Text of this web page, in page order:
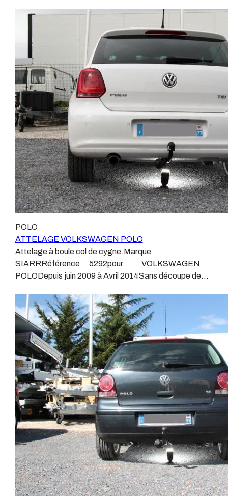
remorque, boule d’arrimage, crochet d’attache.
spécifiquement pour votre véhicule, se branchant aux
emplacements prévus et suivant les normes
constructeurs.En dehors de quelques rares cas, nous
ne montons jamais de faisceau appelé : adaptable,
universel, modulable, smart…., et quand nous le
faisons, s’il n’existe pas d’autre choix, nous utilisons le
plus haut de gamme du marché, le plus fiable et le plus
stable.Il faut savoir que le montage d’un faisceau non
conforme ou adaptable vous fera perdre tout recours et
toute garantie auprès du constructeur en cas de
défaillance. Ce genre de faisceau est souvent mal
monté, alimenté par les éclairages intérieurs et fait
courir de vrai risque technique à votre véhicule.Nous
n’intervenons pas sur les véhicules ayant ce type de
montage non conforme.Voilà pourquoi il est nécessaire
de confier la pose d'un attelage à un professionnel
agréé, habitué à poser des attelages et respectant les
différentes dénominations pour un attelage sont
:Attelage pour voiture, crochet d’attelage, boule pour
voiture, attache remorque, attache voiture, attelage
camion, crochet voiture, attache auto, boule pour
remorque, boule d’arrimage, crochet d’attache.
visible.Poids maxi tractable 1200 kgValeur S 50
kgPoids de l'attelage 18 kgAnhängerkupplung
VOLKSWAGEN POLO TSI RLINEVidéo de
démonstration 1Vidéo de démonstration 2Patrick
Remorques se conjugue avec ATTELAGE depuis
1968.Les temps ont changé depuis les premiers
attelages fabriqués à la demande dans l’atelier, autour
d’un poste à souder et d’un étau.L’évolution technique et
la normalisation sont passées par là.Maintenant un
attelage doit être homologué, c’est le cas de tous les
produits que nous proposons, sans exception !Nous ne
travaillons qu’avec les marques homologuées à même
d’assurer le suivi de leurs produits :ATTELAGES
WESTFALIAATTELAGES SIARRATTELAGES
BRINKATTELAGES THULEATTELAGES
BOISNIERATTELAGES GDWATTELAGES
ARAGONLe faisceau électrique est devenu le produit le
plus technique, lui aussi est soumis à normalisation et
homologation.Le faisceau est connecté à votre
véhicule, il doit être prévu à cet effet, supporter les
vibrations et les contraintes auquel il peut être soumis.
Dans certains cas le faisceau connecté modifie la
….Nous n’installons (quand ils existent) que des
faisceaux « d’origine », c'est-à-dire fabriqués
spécifiquement pour votre véhicule, se branchant aux
emplacements prévus et suivant les normes
constructeurs.En dehors de quelques rares cas, nous
ne montons jamais de faisceau appelé : adaptable,
universel, modulable, smart…., et quand nous le
faisons, s’il n’existe pas d’autre choix, nous utilisons le
plus haut de gamme du marché, le plus fiable et le plus
stable.Il faut savoir que le montage d’un faisceau non
conforme ou adaptable vous fera perdre tout recours et
toute garantie auprès du constructeur en cas de
défaillance. Ce genre de faisceau est souvent mal
monté, alimenté par les éclairages intérieurs et fait
courir de vrai risque technique à votre véhicule.Nous
n’intervenons pas sur les véhicules ayant ce type de
montage non conforme.Voilà pourquoi il est nécessaire
POLO
ATTELAGE VOLKSWAGEN POLO
Attelage à boule col de cygne.Marque
SIARRRéférence 5292pour VOLKSWAGEN
POLODepuis juin 2009 à Avril 2014Sans découpe de
tractable 1200 kgValeur S 85 kgPoids de l'attelage 15
kgAnhängerkupplung VOLKSWAGEN POLOPatrick
Remorques se conjugue avec ATTELAGE depuis
1968.Les temps ont changé depuis les premiers
attelages fabriqués à la demande dans l’atelier, autour
d’un poste à souder et d’un étau.L’évolution technique et
la normalisation sont passées par là.Maintenant un
attelage doit être homologué, c’est le cas de tous les
produits que nous proposons, sans exception !Nous ne
travaillons qu’avec les marques homologuées à même
d’assurer le suivi de leurs produits :ATTELAGES
WESTFALIAATTELAGES SIARRATTELAGES
BRINKATTELAGES THULEATTELAGES
BOISNIERATTELAGES GDWATTELAGES
ARAGONLe faisceau électrique est devenu le produit le
plus technique, lui aussi est soumis à normalisation et